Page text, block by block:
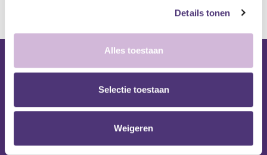
Details tonen
Alles toestaan
Selectie toestaan
Weigeren
Nuttige links
Huren
Onze locaties